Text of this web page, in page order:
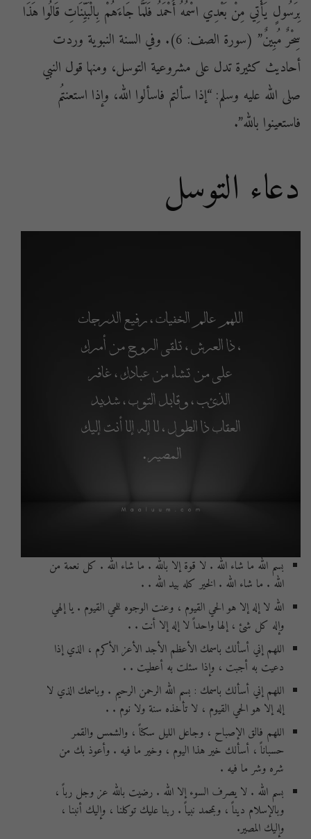
بِرَسُولٍ يَأْتِي مِنْ بَعْدِي اسْمُهُ أَحْمَدُ فَلَمَّا جَاءَهُمْ بِالْبَيِّنَاتِ قَالُوا هَذَا
سِحْرٌ مُبِينٌ” (سورة الصف: 6). وفي السنة النبوية وردت
أحاديث كثيرة تدل على مشروعية التوسل، ومنها قول النبي
صلى الله عليه وسلم: “إذا سألتم فاسألوا الله، وإذا استعنتُم
فاستعينوا بالله”.
دعاء التوسل
بسم الله ما شاء الله . لا قوة إلا بالله . ما شاء الله . كل نعمة من
الله . ما شاء الله . الخير كله بيد الله . .
الله لا إله إلا هو الحي القيوم ، وعنت الوجوه للحي القيوم . يا إلهي
وإله كل شئ ، إلها واحداً لا إله إلا أنت . .
اللهم إني أسألك باسمك الأعظم الأجد الأعز الأكرم ، الذي إذا
دعيت به أجبت ، وإذا سئلت به أعطيت . .
اللهم إني أسألك باسمك : بسم الله الرحمن الرحيم . وباسمك الذي لا
إله إلا هو الحي القيوم ، لا تأخذه سنة ولا نوم . .
اللهم فالق الإصباح ، وجاعل الليل سكناً ، والشمس والقمر
حسباناً ، أسألك خير هذا اليوم ، وخير ما فيه . وأعوذ بك من
شره وشر ما فيه .
بسم الله . لا يصرف السوء إلا الله . رضيت بالله عز وجل رباً ،
وبالإسلام ديناً ، وبمحمد نبياً . ربنا عليك توكلنا ، وإليك أنبنا ،
وإليك المصير.